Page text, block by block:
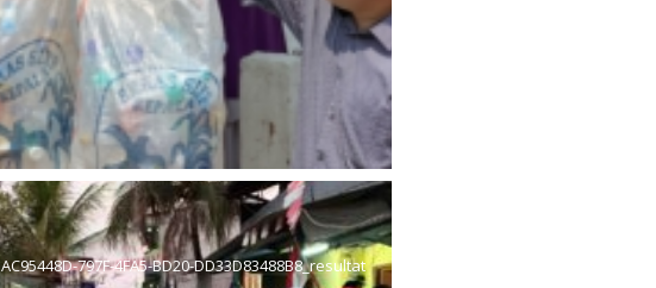
AC95448D-797F-4FA5-BD20-DD33D83488B8_resultat